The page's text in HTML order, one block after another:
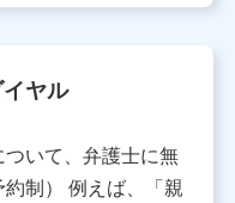
客さまの識別子、属
利用に関する情報。例
、年齢、家族構成、住
歴などが含まれます。
る各種サービスなどの
ヤル
ついて、弁護士に無
制） 例えば、「親